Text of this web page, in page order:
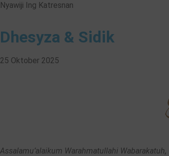
Nyawiji Ing Katresnan
Dhesyza & Sidik
25 Oktober 2025
Assalamu’alaikum Warahmatullahi Wabarakatuh,